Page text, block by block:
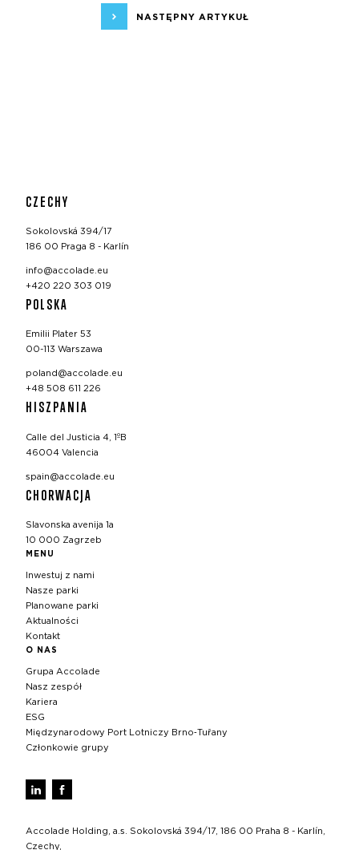
NASTĘPNY ARTYKUŁ
CZECHY
Sokolovská 394/17
186 00 Praga 8 - Karlín
info@accolade.eu
+420 220 303 019
POLSKA
Emilii Plater 53
00-113 Warszawa
poland@accolade.eu
+48 508 611 226
HISZPANIA
Calle del Justicia 4, 1ºB
46004 Valencia
spain@accolade.eu
CHORWACJA
Slavonska avenija 1a
10 000 Zagrzeb
MENU
Inwestuj z nami
Nasze parki
Planowane parki
Aktualności
Kontakt
O NAS
Grupa Accolade
Nasz zespół
Kariera
ESG
Międzynarodowy Port Lotniczy Brno‑Tuřany
Członkowie grupy
Accolade Holding, a.s. Sokolovská 394/17, 186 00 Praha 8 - Karlín,
Czechy,